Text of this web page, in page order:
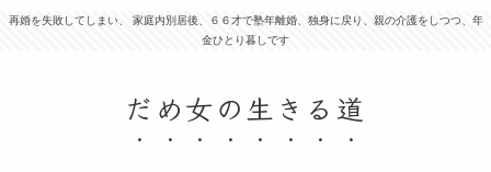
再婚を失敗してしまい、 家庭内別居後、６６才で塾年離婚、独身に戻り、親の介護をしつつ、年
金ひとり暮しです
だめ女の生きる道